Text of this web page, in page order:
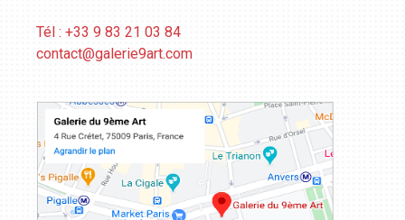
Tél : +33 9 83 21 03 84
contact@galerie9art.com